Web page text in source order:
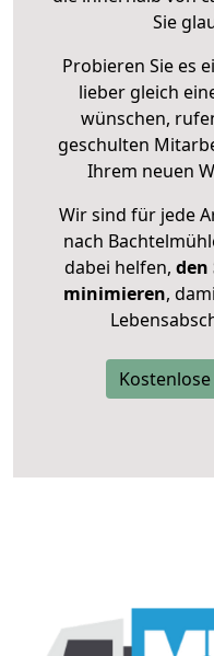
Sie
Probieren Sie es
lieber gleich
wünschen,
geschulten
Ihrem neuen
Wir sind für jede
nach
dabei helfen, den
minimieren,